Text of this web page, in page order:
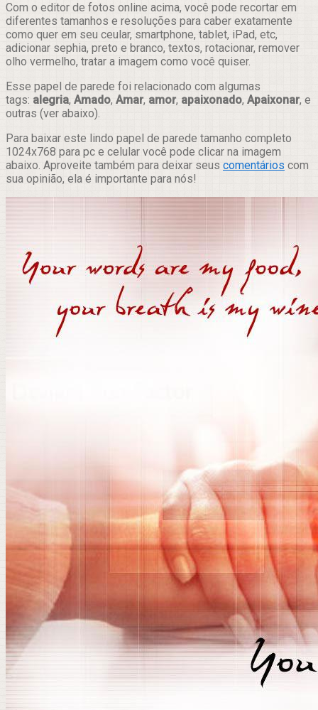
Com o editor de fotos online acima, você pode recortar em
diferentes tamanhos e resoluções para caber exatamente
como quer em seu ceular, smartphone, tablet, iPad, etc,
adicionar sephia, preto e branco, textos, rotacionar, remover
olho vermelho, tratar a imagem como você quiser.
Esse papel de parede foi relacionado com algumas
tags: alegria, Amado, Amar, amor, apaixonado, Apaixonar, e
outras (ver abaixo).
Para baixar este lindo papel de parede tamanho completo
1024x768 para pc e celular você pode clicar na imagem
abaixo. Aproveite também para deixar seus comentários com
sua opinião, ela é importante para nós!